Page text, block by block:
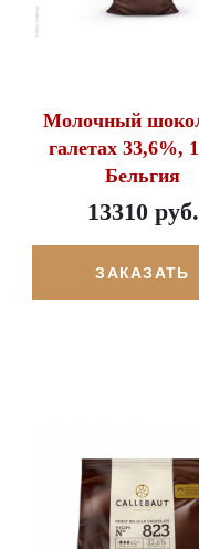
Молочный
галетах 33,6%,
Бельгия
13310 руб.
ЗАКАЗАТЬ